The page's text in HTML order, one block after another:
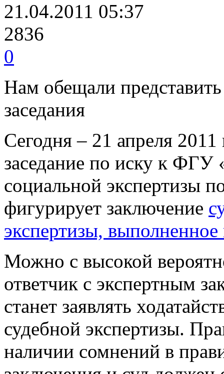
21.04.2011 05:37
2836
0
Нам обещали
заседания
Сегодня – 21 апреля 2011
заседание по иску к ФГУ
социальной экспертизы
фигурирует заключение
экспертизы,
Можно с высокой
ответчик с экспертным
станет заявлять
судебной экспертизы.
наличии сомнений в